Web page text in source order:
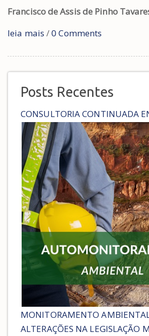
Francisco de Assis de Pinho
leia mais /0 Comments
Posts Recentes
CONSULTORIA CONTINUADA
MONITORAMENTO
ALTERAÇÕES NA LEGISLAÇÃO